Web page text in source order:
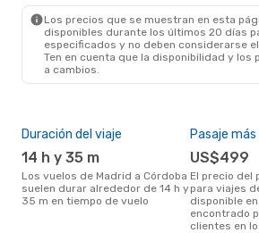
Los precios que se muestran en esta
disponibles durante los últimos 20 días
especificados y no deben considerarse
Ten en cuenta que la disponibilidad y los
a cambios.
Duración del viaje
14 h y 35 m
Los vuelos de Madrid a Córdoba
suelen durar alrededor de 14 h y
35 m en tiempo de vuelo
Pasaje
US$499
El precio del pasaje más barato
para viajes
disponible
encontrado
clientes en